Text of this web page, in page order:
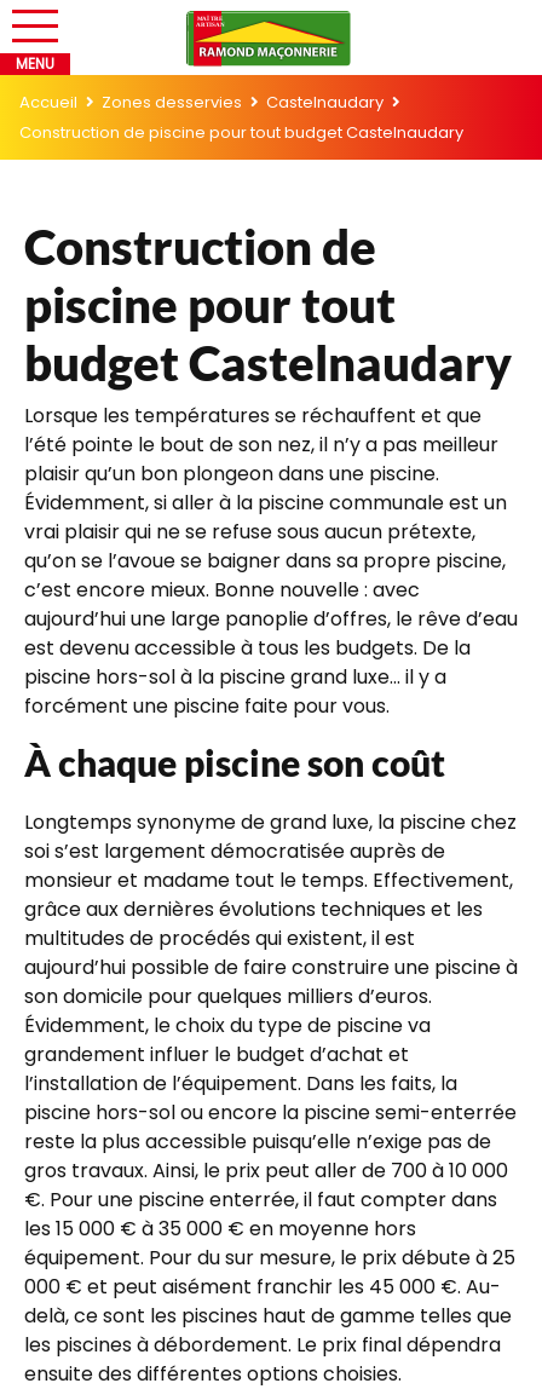
Accueil Zones desservies
Castelnaudary
Construction de piscine pour tout budget Castelnaudary
Construction de
piscine pour tout
budget Castelnaudary
Lorsque les températures se réchauffent et que
l’été pointe le bout de son nez, il n’y a pas meilleur
plaisir qu’un bon plongeon dans une piscine.
Évidemment, si aller à la piscine communale est un
vrai plaisir qui ne se refuse sous aucun prétexte,
qu’on se l’avoue se baigner dans sa propre piscine,
c’est encore mieux. Bonne nouvelle : avec
aujourd’hui une large panoplie d’offres, le rêve d’eau
est devenu accessible à tous les budgets. De la
piscine hors-sol à la piscine grand luxe... il y a
forcément une piscine faite pour vous.
À chaque piscine son coût
Longtemps synonyme de grand luxe, la piscine chez
soi s’est largement démocratisée auprès de
monsieur et madame tout le temps. Effectivement,
grâce aux dernières évolutions techniques et les
multitudes de procédés qui existent, il est
aujourd’hui possible de faire construire une piscine à
son domicile pour quelques milliers d’euros.
Évidemment, le choix du type de piscine va
grandement influer le budget d’achat et
l’installation de l’équipement. Dans les faits, la
piscine hors-sol ou encore la piscine semi-enterrée
reste la plus accessible puisqu’elle n’exige pas de
gros travaux. Ainsi, le prix peut aller de 700 à 10 000
€. Pour une piscine enterrée, il faut compter dans
les 15 000 € à 35 000 € en moyenne hors
équipement. Pour du sur mesure, le prix débute à 25
000 € et peut aisément franchir les 45 000 €. Au-
delà, ce sont les piscines haut de gamme telles que
les piscines à débordement. Le prix final dépendra
ensuite des différentes options choisies.